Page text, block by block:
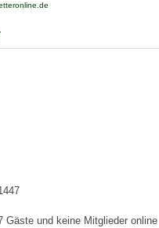
Gäste und keine Mitglieder online